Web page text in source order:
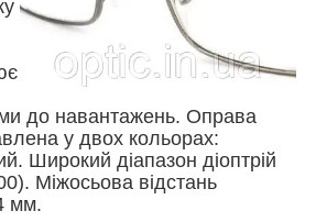
до навантажень. Оправа
у двох кольорах:
Широкий діапазон діоптрій
Міжосьова відстань
мм.